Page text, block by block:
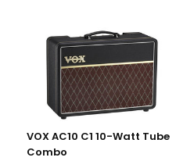
VOX AC10 C1 10-Watt Tube
Combo